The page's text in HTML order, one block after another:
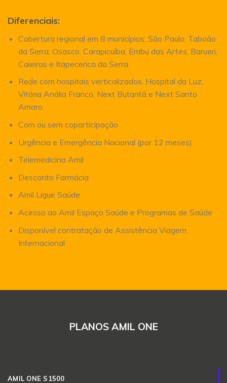
Diferenciais:
Cobertura regional em 8 municípios: São Paulo, Taboão
da Serra, Osasco, Carapicuíba, Embu das Artes, Barueri,
Caieiras e Itapecerica da Serra.
Rede com hospitais verticalizados: Hospital da Luz,
Vitória Anália Franco, Next Butantã e Next Santo
Amaro.
Com ou sem coparticipação
Urgência e Emergência Nacional (por 12 meses)
Telemedicina Amil
Desconto Farmácia
Amil Ligue Saúde
Acesso ao Amil Espaço Saúde e Programas de Saúde
Disponível contratação de Assistência Viagem
Internacional
PLANOS AMIL ONE
AMIL ONE S1500